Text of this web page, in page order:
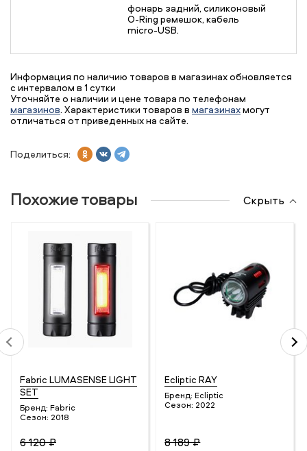
фонарь задний, силиконовый
O-Ring ремешок, кабель
micro-USB.
Информация по наличию товаров в магазинах обновляется
с интервалом в 1 сутки
Уточняйте о наличии и цене товара по телефонам
магазинов. Характеристики товаров в магазинахмогут
отличаться от приведенных на сайте.
Поделиться:
Похожие товары Скрыть
Fabric LUMASENSE LIGHT
SET
Бренд: Fabric
Сезон: 2018
6 120 ₽
Ecliptic RAY
Бренд: Ecliptic
Сезон: 2022
8 189 ₽